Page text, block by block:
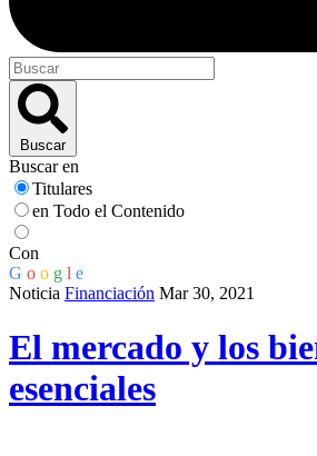
Buscar
Buscar en
Titulares
en Todo el Contenido
Con
G o o g l e
Noticia Financiación Mar 30, 2021
El mercado y los
esenciales